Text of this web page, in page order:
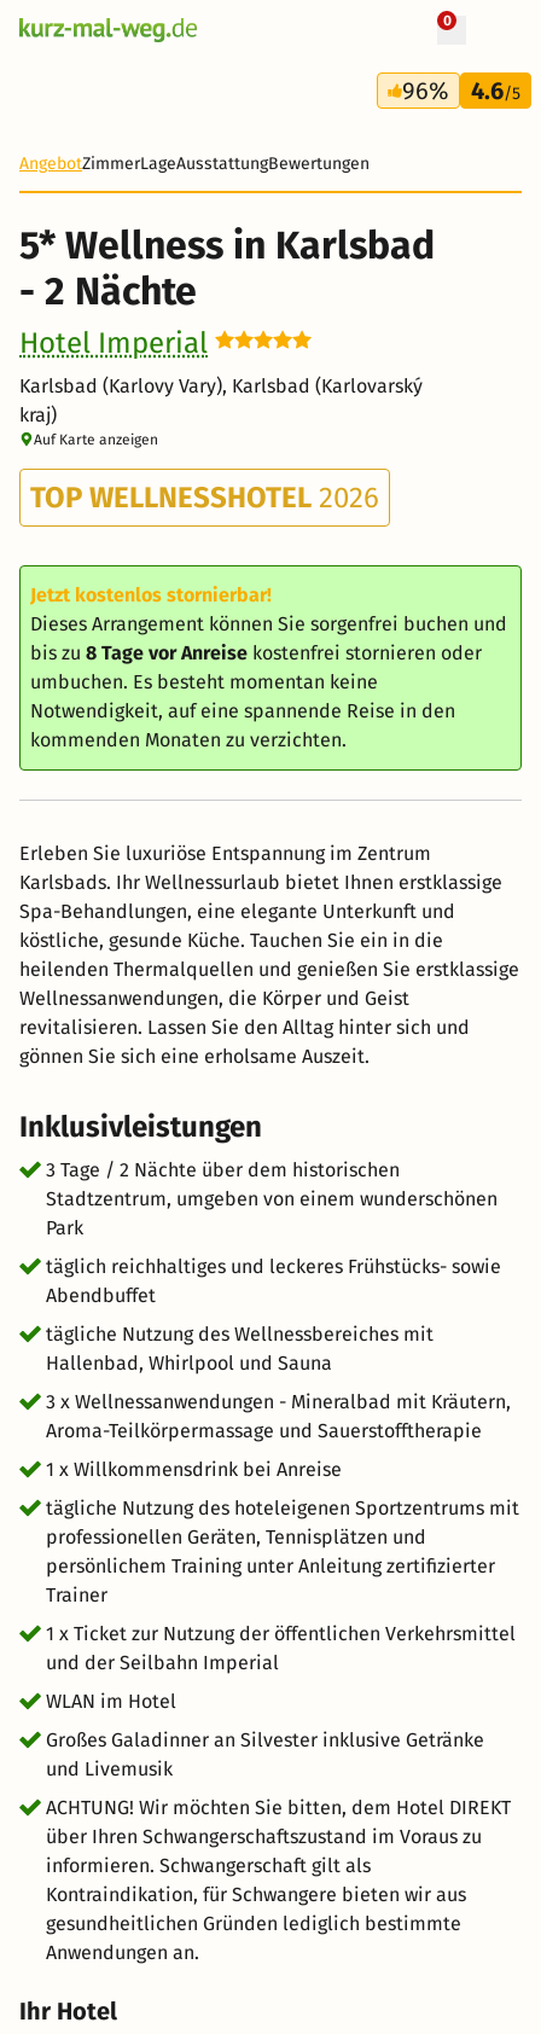
0
3 Tage
239 €
+ 24 Fotos
96% 4.6/5
AngebotZimmerLageAusstattungBewertungen
5* Wellness in Karlsbad
- 2 Nächte
Hotel Imperial
Karlsbad (Karlovy Vary), Karlsbad (Karlovarský
kraj)
Auf Karte anzeigen
TOP WELLNESSHOTEL 2026
Jetzt kostenlos stornierbar!
Dieses Arrangement können Sie sorgenfrei buchen und
bis zu 8 Tage vor Anreise kostenfrei stornieren oder
umbuchen. Es besteht momentan keine
Notwendigkeit, auf eine spannende Reise in den
kommenden Monaten zu verzichten.
Erleben Sie luxuriöse Entspannung im Zentrum
Karlsbads. Ihr Wellnessurlaub bietet Ihnen erstklassige
Spa-Behandlungen, eine elegante Unterkunft und
köstliche, gesunde Küche. Tauchen Sie ein in die
heilenden Thermalquellen und genießen Sie erstklassige
Wellnessanwendungen, die Körper und Geist
revitalisieren. Lassen Sie den Alltag hinter sich und
gönnen Sie sich eine erholsame Auszeit.
Inklusivleistungen
3 Tage / 2 Nächte über dem historischen
Stadtzentrum, umgeben von einem wunderschönen
Park
täglich reichhaltiges und leckeres Frühstücks- sowie
Abendbuffet
tägliche Nutzung des Wellnessbereiches mit
Hallenbad, Whirlpool und Sauna
3 x Wellnessanwendungen - Mineralbad mit Kräutern,
Aroma-Teilkörpermassage und Sauerstofftherapie
1 x Willkommensdrink bei Anreise
tägliche Nutzung des hoteleigenen Sportzentrums mit
professionellen Geräten, Tennisplätzen und
persönlichem Training unter Anleitung zertifizierter
Trainer
1 x Ticket zur Nutzung der öffentlichen Verkehrsmittel
und der Seilbahn Imperial
WLAN im Hotel
Großes Galadinner an Silvester inklusive Getränke
und Livemusik
ACHTUNG! Wir möchten Sie bitten, dem Hotel DIREKT
über Ihren Schwangerschaftszustand im Voraus zu
informieren. Schwangerschaft gilt als
Kontraindikation, für Schwangere bieten wir aus
gesundheitlichen Gründen lediglich bestimmte
Anwendungen an.
Ihr Hotel